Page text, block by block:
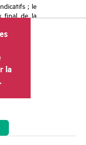
; le
final de la
la vente
prix de la
affiché.
des
dans le
d’ajuster
diverses
la